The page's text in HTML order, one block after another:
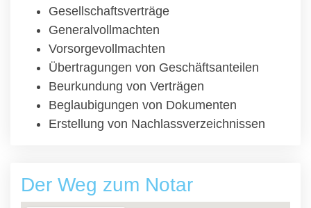
Gesellschaftsverträge
Generalvollmachten
Vorsorgevollmachten
Übertragungen von Geschäftsanteilen
Beurkundung von Verträgen
Beglaubigungen von Dokumenten
Erstellung von Nachlassverzeichnissen
Der Weg zum Notar